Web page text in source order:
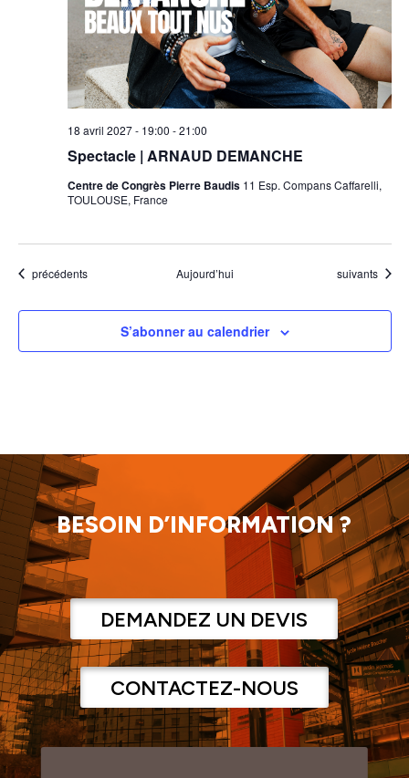
Spectacle | ARNAUD DEMANCHE
18 avril 2027 - 19:00 -21:00
Centre de Congrès Pierre Baudis 11 Esp. Compans Caffarelli,
TOULOUSE, France
Évènements
précédents Aujourd’hui Évènements
suivants
S’abonner au calendrier
BESOIN D’INFORMATION ?
DEMANDEZ UN DEVIS
CONTACTEZ-NOUS